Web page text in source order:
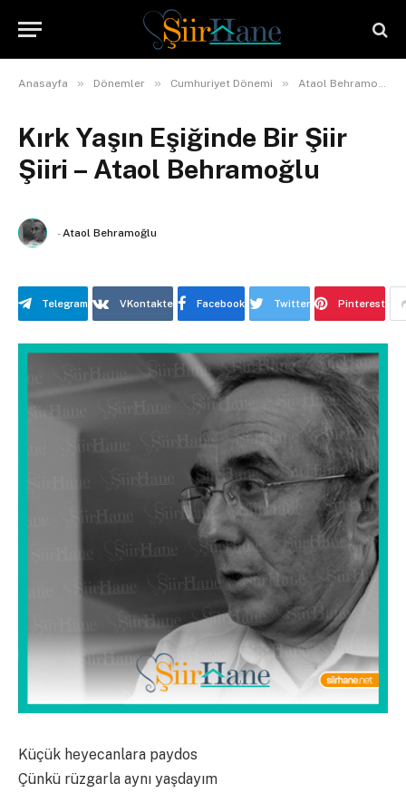
Anasayfa » Dönemler » Cumhuriyet Dönemi » Ataol Behramoğlu
Kırk Yaşın Eşiğinde Bir Şiir
Şiiri – Ataol Behramoğlu
- Ataol Behramoğlu
Telegram VKontakte Facebook Twitter Pinterest
Küçük heyecanlara paydos
Çünkü rüzgarla aynı yaşdayım